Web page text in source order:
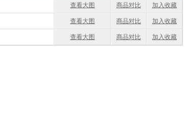
查看大图 商品对比 加入收藏
查看大图 商品对比 加入收藏
查看大图 商品对比 加入收藏